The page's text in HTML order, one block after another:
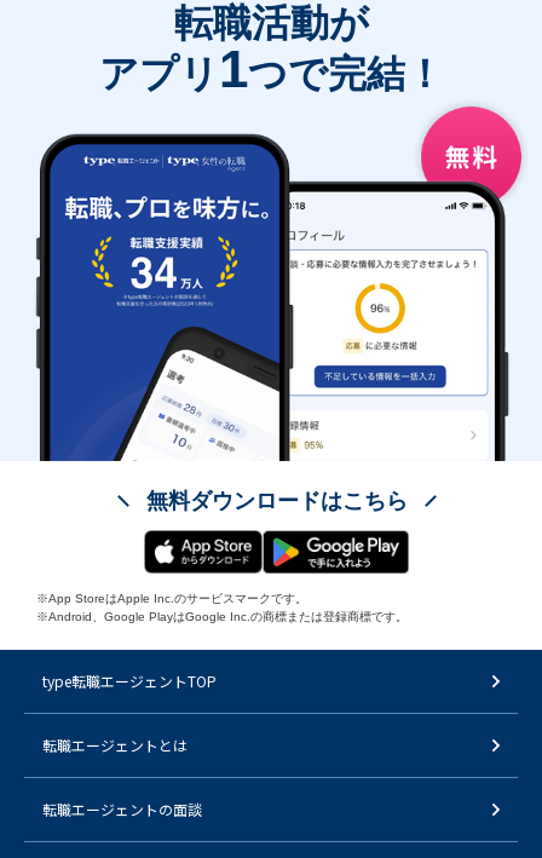
転職活動が
アプリ 1つで完結！
無料ダウンロードはこちら
※App StoreはApple Inc.のサービスマークです。
※Android、Google PlayはGoogle Inc.の商標または登録商標です。
type転職エージェントTOP
転職エージェントとは
転職エージェントの面談